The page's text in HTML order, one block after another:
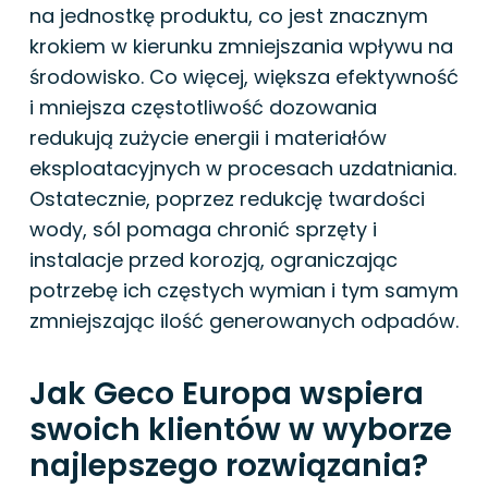
na jednostkę produktu, co jest znacznym
krokiem w kierunku zmniejszania wpływu na
środowisko. Co więcej, większa efektywność
i mniejsza częstotliwość dozowania
redukują zużycie energii i materiałów
eksploatacyjnych w procesach uzdatniania.
Ostatecznie, poprzez redukcję twardości
wody, sól pomaga chronić sprzęty i
instalacje przed korozją, ograniczając
potrzebę ich częstych wymian i tym samym
zmniejszając ilość generowanych odpadów.
Jak Geco Europa wspiera
swoich klientów w wyborze
najlepszego rozwiązania?